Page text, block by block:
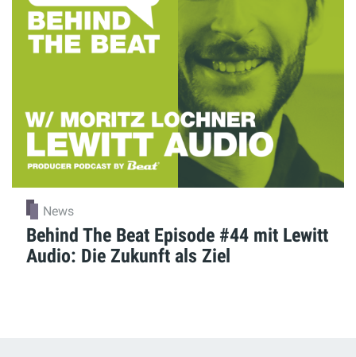
News
Behind The Beat Episode #44 mit Lewitt
Audio: Die Zukunft als Ziel